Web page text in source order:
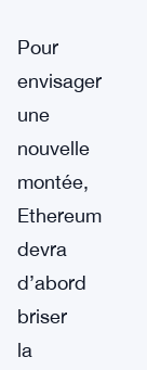
Pour
envisager
une
nouvelle
montée,
Ethereum
devra
d’abord
briser
la